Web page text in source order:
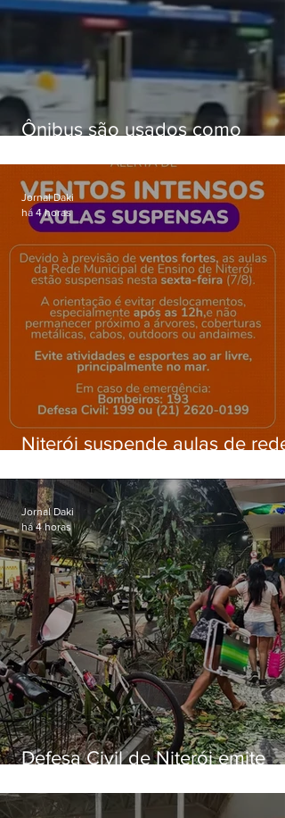
Ônibus são usados como
Gardênia Azul
Niterói suspende aulas de rede
ventos fortes nesta sexta (7)
Jornal Daki
há 4 horas
Defesa Civil de Niterói emite
sexta-feira (07)
Jornal Daki
há 4 horas